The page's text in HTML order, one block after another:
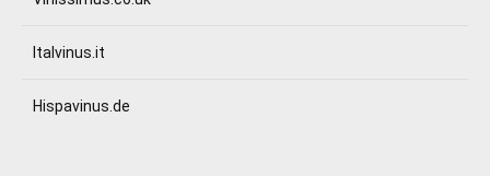
Italvinus.it
Hispavinus.de